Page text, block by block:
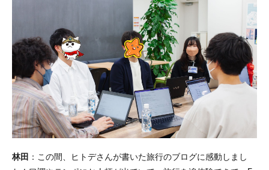
林田
：この間、ヒトデさんが書いた旅行のブログに感動しまし